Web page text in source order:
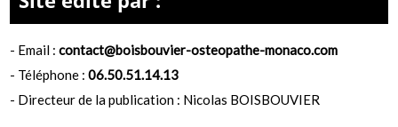
- Email :contact@boisbouvier-osteopathe-monaco.com
- Téléphone :06.50.51.14.13
- Directeur de la publication : Nicolas BOISBOUVIER